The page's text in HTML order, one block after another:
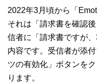
2022年3月頃から「
それは「請求書を確認
信者に「請求書ですが
内容です。受信者が添
ツの有効化」ボタンを
ります。